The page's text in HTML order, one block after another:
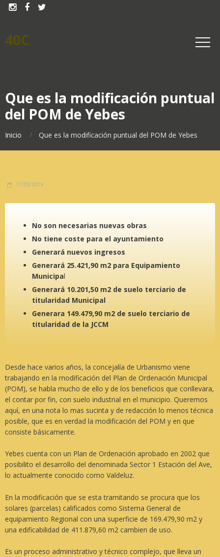
  
40C
Que es la modificación puntual
del POM de Yebes
Inicio Que es la modificación puntual del POM de Yebes
17/05/2019
No son necesarias nuevas obras
No tiene coste para el ayuntamiento
Generará nuevos ingresos
Generará 25.421,90 m2 para Equipamiento
Municipal
Generará 10.201,50 m2 de suelo terciario de
titularidad Municipal
Generara 149.479,90 m2 de suelo terciario de
titularidad de la JCCM
Desde hace varios años, la concejalía de Urbanismo viene
trabajando en la modificación del Plan de Ordenación Municipal
(POM), se habla mucho de ello y de los beneficios que conllevara,
el contar por fin, con suelo industrial en el municipio. Queremos
aquí, en una nota lo mas sucinta y de redacción lo menos técnica
posible, que es en verdad la modificación del POM y en que
consiste básicamente.
Yebes cuenta con un Plan de Ordenación aprobado en 2002 que
posibilito el desarrollo del denominada Sector 1 Estación del Ave,
lo actualmente conocido como Valdeluz.
En la modificación que se esta tramitando se procura que los
solares (parcelas) calificados como Sistema General de
equipamiento Regional con una superficie de 169.479,90 m2 y
una edificabilidad de 411.879,60 m2 cambien de uso.
Es un proceso administrativo y técnico complejo, que lleva un